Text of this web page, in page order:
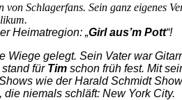
Schlagerfans. Sein ganz eigenes
Heimatregion: „Girl aus’m Pott“!
Wiege gelegt. Sein Vater war
für Tim schon früh fest. Mit
wie der Harald Schmidt
niemals schläft: New York City.